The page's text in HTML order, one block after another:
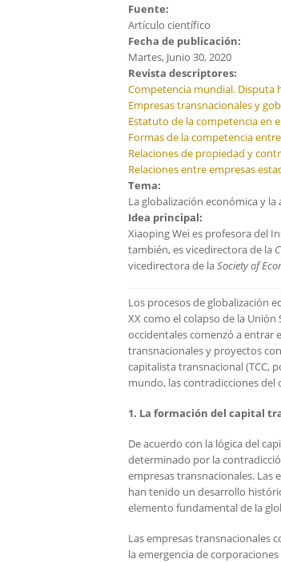
Fuente:
Artículo científico
Fecha de publicación:
Martes, Junio 30, 2020
Revista descriptores:
Competencia mundial. Disputa
Empresas transnacionales y
Estatuto de la competencia en
Formas de la competencia
Relaciones de propiedad y
Relaciones entre empresas
Tema:
La globalización económica y
Idea principal:
Xiaoping Wei es profesora del
también, es vicedirectora de la
vicedirectora de laSociety of
Los procesos de globalización
XX como el colapso de la
occidentales comenzó a entrar
transnacionales y proyectos
capitalista transnacional (TCC,
mundo, las contradicciones del
1. La formación del capital
De acuerdo con la lógica del
determinado por la
empresas transnacionales. Las
han tenido un desarrollo
elemento fundamental de la
Las empresas transnacionales
la emergencia de